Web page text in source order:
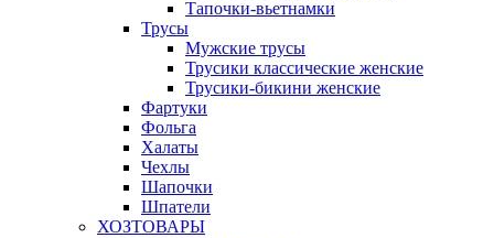
Тапочки-вьетнамки
Трусы
Мужские трусы
Трусики классические женские
Трусики-бикини женские
Фартуки
Фольга
Халаты
Чехлы
Шапочки
Шпатели
ХОЗТОВАРЫ